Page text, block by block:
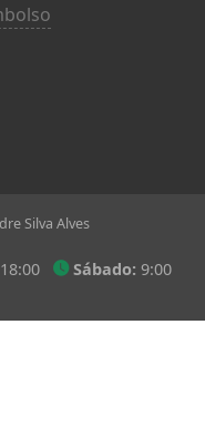
Silva Alves
Sábado: 9:00